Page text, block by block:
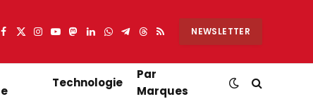
Facebook
X
Instagram
YouTube
Mastodon
LinkedIn
WhatsApp
Partager
Telegram
Threads
RSS NEWSLETTER
Technologie
Par
Marques